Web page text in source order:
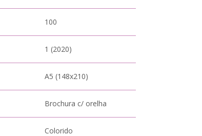
100
1 (2020)
A5 (148x210)
Brochura c/ orelha
Colorido